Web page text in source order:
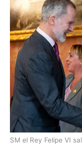
SM el Rey Felipe VI